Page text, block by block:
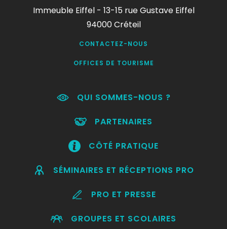
Immeuble Eiffel - 13-15 rue Gustave Eiffel
94000 Créteil
CONTACTEZ-NOUS
OFFICES DE TOURISME
QUI SOMMES-NOUS ?
PARTENAIRES
CÔTÉ PRATIQUE
SÉMINAIRES ET RÉCEPTIONS PRO
PRO ET PRESSE
GROUPES ET SCOLAIRES